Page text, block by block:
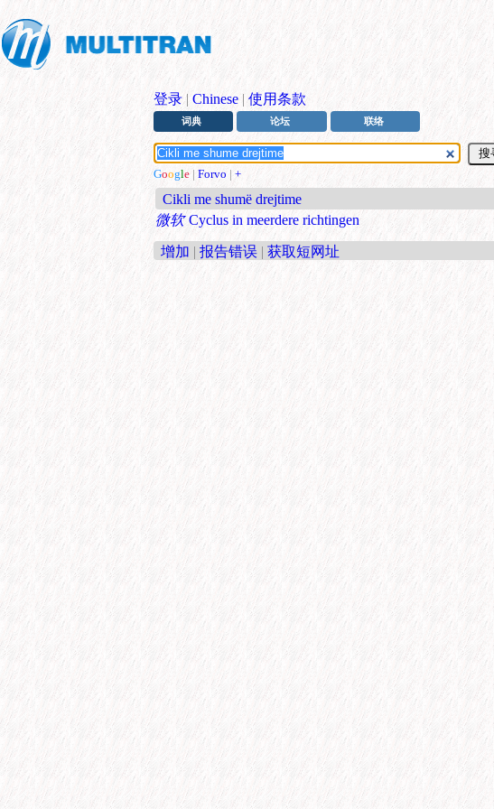
登录 | Chinese | 使用条款
词典 论坛 联络
Google | Forvo | +
Cikli me shumë drejtime
微软 Cyclus in meerdere richtingen
增加 | 报告错误 | 获取短网址